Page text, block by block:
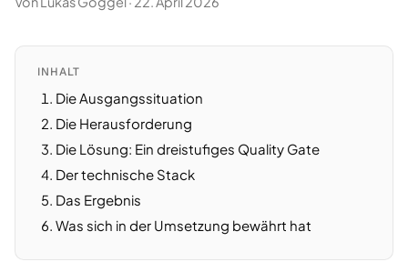
INHALT
Die Ausgangssituation
Die Herausforderung
Die Lösung: Ein dreistufiges Quality Gate
Der technische Stack
Das Ergebnis
Was sich in der Umsetzung bewährt hat